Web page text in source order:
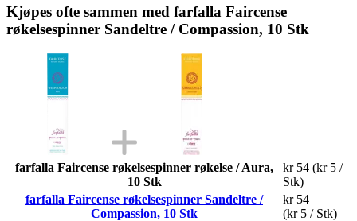
Kjøpes ofte sammen med farfalla Faircense
røkelsespinner Sandeltre / Compassion, 10 Stk
farfalla Faircense røkelsespinner røkelse / Aura,
10 Stk
kr 54 (kr 5 /
Stk)
farfalla Faircense røkelsespinner Sandeltre /
Compassion, 10 Stk
kr 54
(kr 5 / Stk)